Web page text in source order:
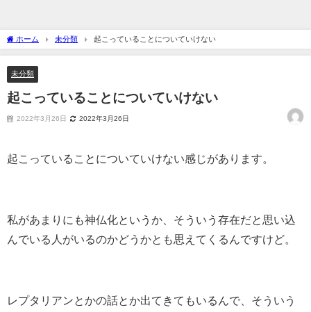
ホーム 未分類 起こっていることについていけない
未分類
起こっていることについていけない
2022年3月26日 2022年3月26日
起こっていることについていけない感じがあります。
私があまりにも神仏化というか、そういう存在だと思い込
んでいる人がいるのかどうかとも思えてくるんですけど。
レプタリアンとかの話とか出てきてもいるんで、そういう